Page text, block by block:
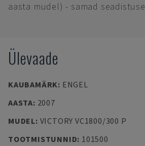
aasta mudel) - samad
Ülevaade
KAUBAMÄRK: ENGEL
AASTA: 2007
MUDEL: VICTORY VC1800/300 P
TOOTMISTUNNID: 101500